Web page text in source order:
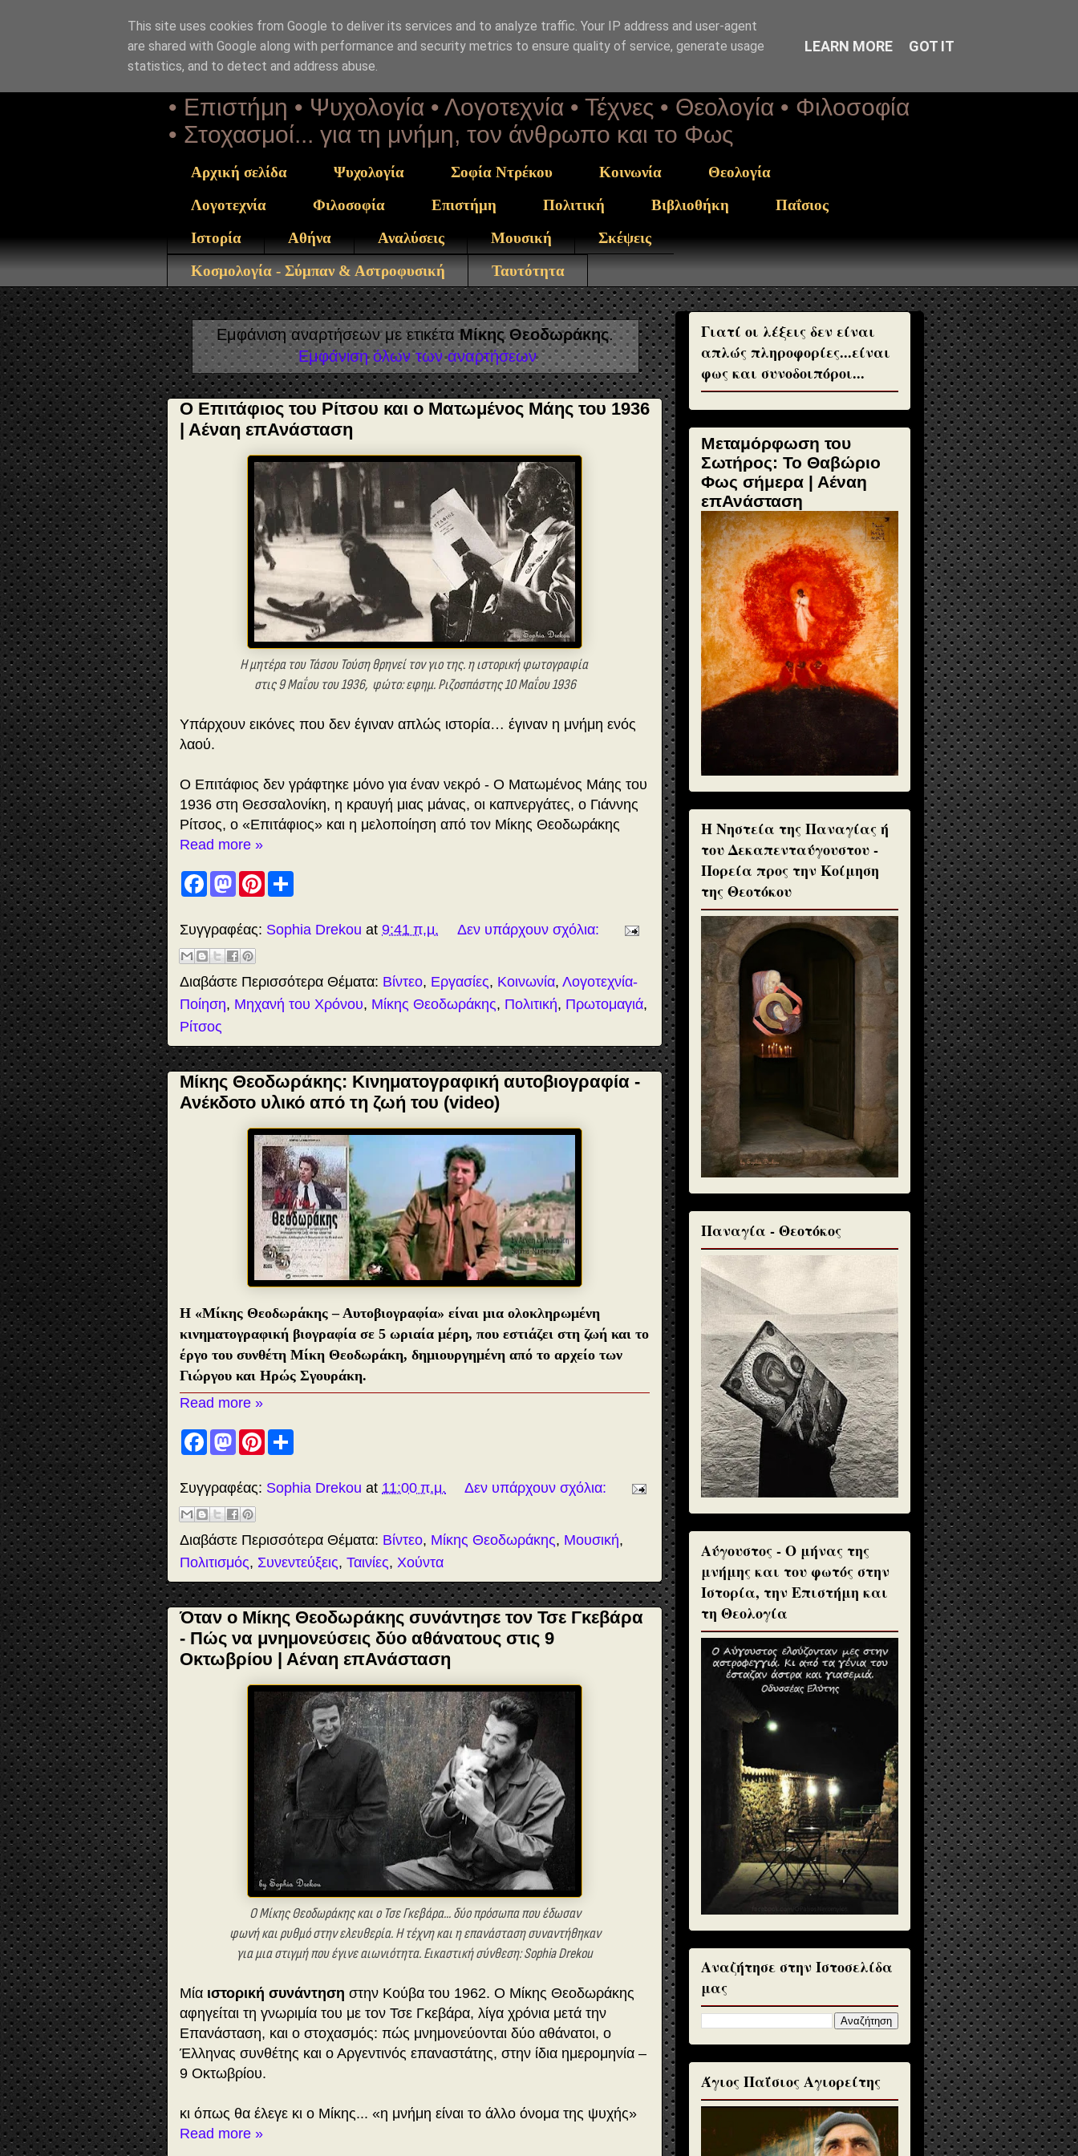
Αέναη επΑνάσταση
• Επιστήμη • Ψυχολογία • Λογοτεχνία • Τέχνες • Θεολογία • Φιλοσοφία
• Στοχασμοί... για τη μνήμη, τον άνθρωπο και το Φως
Αρχική σελίδα Ψυχολογία Σοφία Ντρέκου Κοινωνία
Θεολογία
Λογοτεχνία
Φιλοσοφία Επιστήμη Πολιτική Βιβλιοθήκη
Παΐσιος
Ιστορία
Αθήνα Αναλύσεις Μουσική
Σκέψεις
Κοσμολογία - Σύμπαν & Αστροφυσική
Ταυτότητα
Εμφάνιση αναρτήσεων με ετικέταΜίκης Θεοδωράκης.
Εμφάνιση όλων των αναρτήσεων
Ο Επιτάφιος του Ρίτσου και ο Ματωμένος Μάης του 1936
| Αέναη επΑνάσταση
Η μητέρα του Τάσου Τούση θρηνεί τον γιο της.η ιστορικήφωτογραφία
στις 9 Μαΐου του 1936, φώτο: εφημ. Ριζοσπάστης 10 Μαΐου 1936
Υπάρχουν εικόνες που δεν έγιναν απλώς ιστορία… έγιναν η μνήμη ενός
λαού.
Ο Επιτάφιος δεν γράφτηκε μόνο για έναν νεκρό - Ο Ματωμένος Μάης του
1936 στη Θεσσαλονίκη, η κραυγή μιας μάνας, οι καπνεργάτες, ο Γιάννης
Ρίτσος, ο «Επιτάφιος» και η μελοποίηση από τον Μίκης Θεοδωράκης
Read more »
F
a
b
o
o
k
M
a
o
o
n
P
e
t
e
Συγγραφέας: Sophia Drekou at 9:41 π.μ. Δεν υπάρχουν σχόλια:
Διαβάστε Περισσότερα Θέματα: Βίντεο, Εργασίες, Κοινωνία, Λογοτεχνία-
Ποίηση, Μηχανή του Χρόνου, Μίκης Θεοδωράκης, Πολιτική, Πρωτομαγιά,
Ρίτσος
Μίκης Θεοδωράκης: Κινηματογραφική αυτοβιογραφία -
Ανέκδοτο υλικό από τη ζωή του (video)
Η «Μίκης Θεοδωράκης – Αυτοβιογραφία» είναι μια ολοκληρωμένη
κινηματογραφική βιογραφία σε 5 ωριαία μέρη, που εστιάζει στη ζωή και το
έργο του συνθέτη Μίκη Θεοδωράκη, δημιουργημένη από το αρχείο των
Γιώργου και Ηρώς Σγουράκη.
Read more »
F
a
b
o
o
k
M
a
o
o
n
P
e
t
e
Συγγραφέας: Sophia Drekou at 11:00 π.μ. Δεν υπάρχουν σχόλια:
Διαβάστε Περισσότερα Θέματα: Βίντεο, Μίκης Θεοδωράκης, Μουσική,
Πολιτισμός, Συνεντεύξεις, Ταινίες, Χούντα
Όταν ο Μίκης Θεοδωράκης συνάντησε τον Τσε Γκεβάρα
- Πώς να μνημονεύσεις δύο αθάνατους στις 9
Οκτωβρίου | Αέναη επΑνάσταση
Ο Μίκης Θεοδωράκης και ο Τσε Γκεβάρα... δύο πρόσωπα που έδωσαν
φωνή και ρυθμό στην ελευθερία. Η τέχνη και η επανάσταση συναντήθηκαν
για μια στιγμή που έγινε αιωνιότητα. Εικαστική σύνθεση: Sophia Drekou
Μία ιστορική συνάντηση στην Κούβα του 1962. Ο Μίκης Θεοδωράκης
αφηγείται τη γνωριμία του με τον Τσε Γκεβάρα, λίγα χρόνια μετά την
Επανάσταση, και ο στοχασμός: πώς μνημονεύονται δύο αθάνατοι, ο
Έλληνας συνθέτης και ο Αργεντινός επαναστάτης, στην ίδια ημερομηνία –
9 Οκτωβρίου.
κι όπως θα έλεγε κι ο Μίκης... «η μνήμη είναι το άλλο όνομα της ψυχής»
Read more »
Γιατί οι λέξεις δεν είναι
απλώς πληροφορίες...είναι
φως και συνοδοιπόροι...
Μεταμόρφωση του
Σωτήρος: Το Θαβώριο
Φως σήμερα | Αέναη
επΑνάσταση
H Νηστεία της Παναγίας ή
του Δεκαπενταύγουστου -
Πορεία προς την Κοίμηση
της Θεοτόκου
Παναγία - Θεοτόκος
Αύγουστος - Ο μήνας της
μνήμης και του φωτός στην
Ιστορία, την Επιστήμη και
τη Θεολογία
Αναζήτησε στην Ιστοσελίδα
μας
Άγιος Παΐσιος Αγιορείτης
This site uses cookies from Google to deliver its services and to analyze traffic. Your IP address and user-agent
are shared with Google along with performance and security metrics to ensure quality of service, generate usage
statistics, and to detect and address abuse.
LEARN MORE GOT IT